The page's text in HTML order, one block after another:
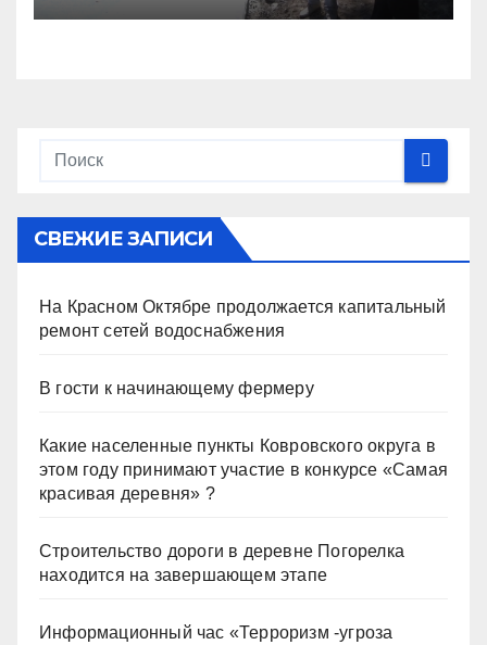
СВЕЖИЕ ЗАПИСИ
На Красном Октябре продолжается капитальный
ремонт сетей водоснабжения
В гости к начинающему фермеру
Какие населенные пункты Ковровского округа в
этом году принимают участие в конкурсе «Самая
красивая деревня» ?
Строительство дороги в деревне Погорелка
находится на завершающем этапе
Информационный час «Терроризм -угроза